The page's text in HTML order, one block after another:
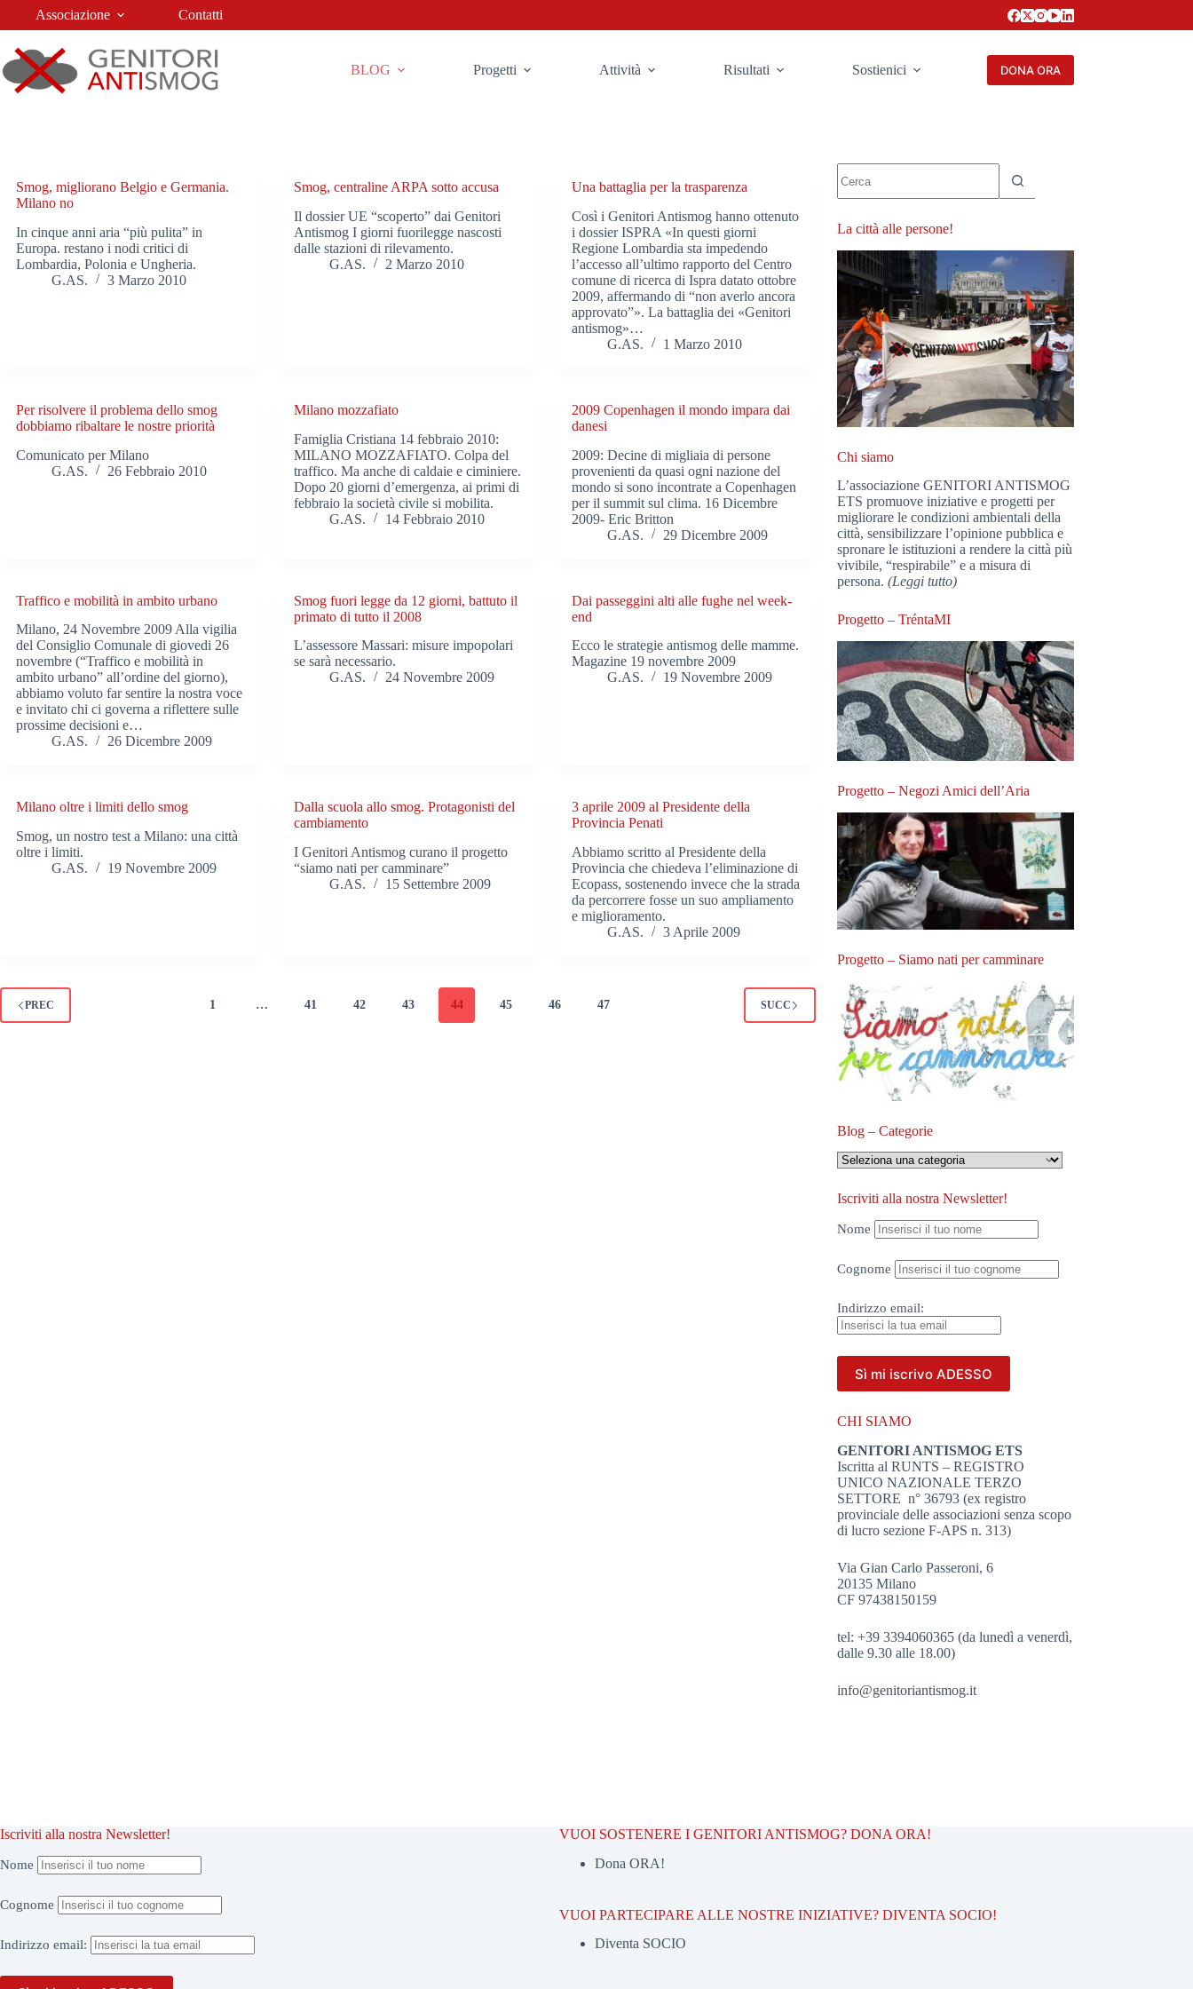
Associazione Contatti
BLOG Progetti Attività Risultati Sostienici DONA ORA
Smog, migliorano Belgio e Germania.
Milano no
In cinque anni aria “più pulita” in
Europa. restano i nodi critici di
Lombardia, Polonia e Ungheria.
G.AS.
3 Marzo 2010
Smog, centraline ARPA sotto accusa
Il dossier UE “scoperto” dai Genitori
Antismog I giorni fuorilegge nascosti
dalle stazioni di rilevamento.
G.AS.
2 Marzo 2010
Una battaglia per la trasparenza
Così i Genitori Antismog hanno ottenuto
i dossier ISPRA «In questi giorni
Regione Lombardia sta impedendo
l’accesso all’ultimo rapporto del Centro
comune di ricerca di Ispra datato ottobre
2009, affermando di “non averlo ancora
approvato”». La battaglia dei «Genitori
antismog»…
G.AS.
1 Marzo 2010
Per risolvere il problema dello smog
dobbiamo ribaltare le nostre priorità
Comunicato per Milano
G.AS.
26 Febbraio 2010
Milano mozzafiato
Famiglia Cristiana 14 febbraio 2010:
MILANO MOZZAFIATO. Colpa del
traffico. Ma anche di caldaie e ciminiere.
Dopo 20 giorni d’emergenza, ai primi di
febbraio la società civile si mobilita.
G.AS.
14 Febbraio 2010
2009 Copenhagen il mondo impara dai
danesi
2009: Decine di migliaia di persone
provenienti da quasi ogni nazione del
mondo si sono incontrate a Copenhagen
per il summit sul clima. 16 Dicembre
2009- Eric Britton
G.AS.
29 Dicembre 2009
Traffico e mobilità in ambito urbano
Milano, 24 Novembre 2009 Alla vigilia
del Consiglio Comunale di giovedi 26
novembre (“Traffico e mobilità in
ambito urbano” all’ordine del giorno),
abbiamo voluto far sentire la nostra voce
e invitato chi ci governa a riflettere sulle
prossime decisioni e…
G.AS.
26 Dicembre 2009
Smog fuori legge da 12 giorni, battuto il
primato di tutto il 2008
L’assessore Massari: misure impopolari
se sarà necessario.
G.AS.
24 Novembre 2009
Dai passeggini alti alle fughe nel week-
end
Ecco le strategie antismog delle mamme.
Magazine 19 novembre 2009
G.AS.
19 Novembre 2009
Milano oltre i limiti dello smog
Smog, un nostro test a Milano: una città
oltre i limiti.
G.AS.
19 Novembre 2009
Dalla scuola allo smog. Protagonisti del
cambiamento
I Genitori Antismog curano il progetto
“siamo nati per camminare”
G.AS.
15 Settembre 2009
3 aprile 2009 al Presidente della
Provincia Penati
Abbiamo scritto al Presidente della
Provincia che chiedeva l’eliminazione di
Ecopass, sostenendo invece che la strada
da percorrere fosse un suo ampliamento
e miglioramento.
G.AS.
3 Aprile 2009
PREC 1 … 41 42 43 44 45 46 47 SUCC
risultato
La città alle persone!
Chi siamo
L’associazione GENITORI ANTISMOG
ETS promuove iniziative e progetti per
migliorare le condizioni ambientali della
città, sensibilizzare l’opinione pubblica e
spronare le istituzioni a rendere la città più
vivibile, “respirabile” e a misura di
persona.(Leggi tutto)
Progetto – TréntaMI
Progetto – Negozi Amici dell’Aria
Progetto – Siamo nati per camminare
Blog – Categorie
Blog
–
Iscriviti alla nostra Newsletter!
Nome
Cognome
Indirizzo email:
CHI SIAMO
GENITORI ANTISMOG ETS
Iscritta al RUNTS – REGISTRO
UNICO NAZIONALE TERZO
SETTORE n° 36793 (ex registro
provinciale delle associazioni senza scopo
di lucro sezione F-APS n. 313)
Via Gian Carlo Passeroni, 6
20135 Milano
CF 97438150159
tel: +39 3394060365 (da lunedì a venerdì,
dalle 9.30 alle 18.00)
info@genitoriantismog.it
Iscriviti alla nostra Newsletter!
Nome
Cognome
Indirizzo email:
VUOI SOSTENERE I GENITORI ANTISMOG? DONA ORA!
Dona ORA!
VUOI PARTECIPARE ALLE NOSTRE INIZIATIVE? DIVENTA SOCIO!
Diventa SOCIO